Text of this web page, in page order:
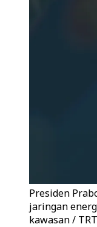
Presiden
jaringan
kawasan /